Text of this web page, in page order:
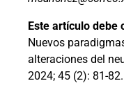
Este artículo debe
Nuevos
alteraciones del
2024; 45 (2): 81-82.